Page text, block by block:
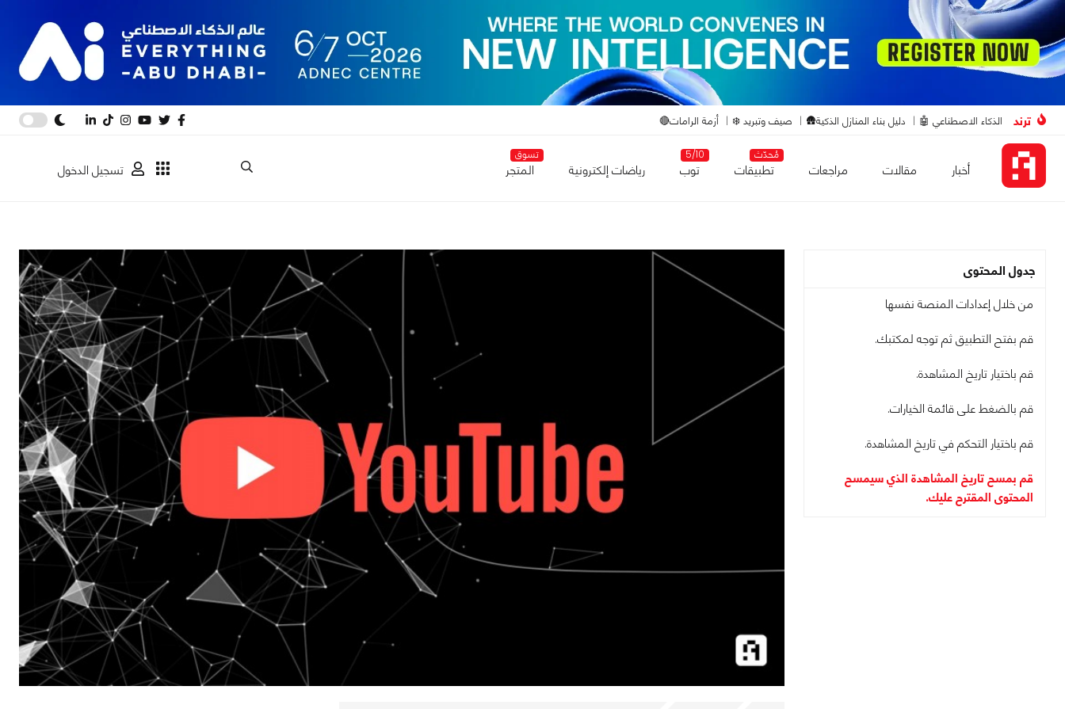
ترند الذكاء الاصطناعي 🤖 دليل بناء المنازل الذكية🛖 صيف وتبريد ❄️ أزمة الرامات🔴
أخبار مقالات مراجعات
مُحدّث
تطبيقات
5/10
توب رياضات إلكترونية
تسوق
المتجر تسجيل الدخول
جدول المحتوى
من خلال إعدادات المنصة نفسها
قم بفتح التطبيق ثم توجه لمكتبك.
قم باختيار تاريخ المشاهدة.
قم بالضغط على قائمة الخيارات.
قم باختيار التحكم في تاريخ المشاهدة.
قم بمسح تاريخ المشاهدة الذي سيمسح
المحتوى المقترح عليك.